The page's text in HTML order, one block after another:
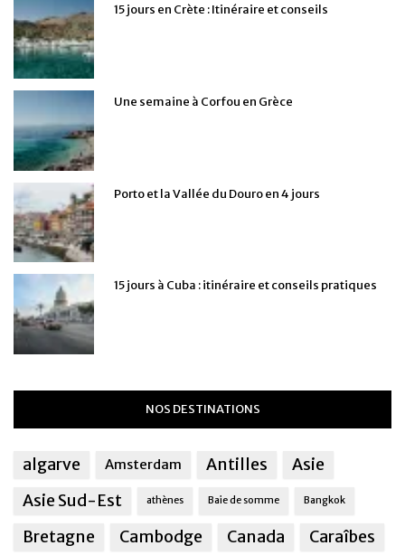
15 jours en Crète : Itinéraire et conseils
Une semaine à Corfou en Grèce
Porto et la Vallée du Douro en 4 jours
15 jours à Cuba : itinéraire et conseils pratiques
NOS DESTINATIONS
algarve Amsterdam Antilles
Asie
Asie Sud-Est
athènes Baie de somme Bangkok
Bretagne Cambodge Canada Caraîbes